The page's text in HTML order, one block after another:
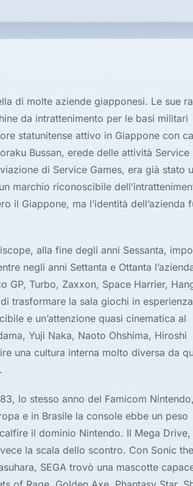
di molte aziende giapponesi. Le sue
da intrattenimento per le basi militari
statunitense attivo in Giappone con
Bussan, erede delle attività Service
di Service Games, era già stato
marchio riconoscibile
il Giappone, ma l’identità dell’azienda
alla fine degli anni Sessanta,
negli anni Settanta e Ottanta
Turbo, Zaxxon, Space Harrier,
trasformare la sala giochi in esperienza
e un’attenzione quasi cinematica al
Yuji Naka, Naoto Ohshima, Hiroshi
una cultura interna molto diversa da
lo stesso anno del Famicom
e in Brasile la console ebbe un peso
il dominio Nintendo. Il Mega
la scala dello scontro. Con Sonic the
SEGA trovò una mascotte